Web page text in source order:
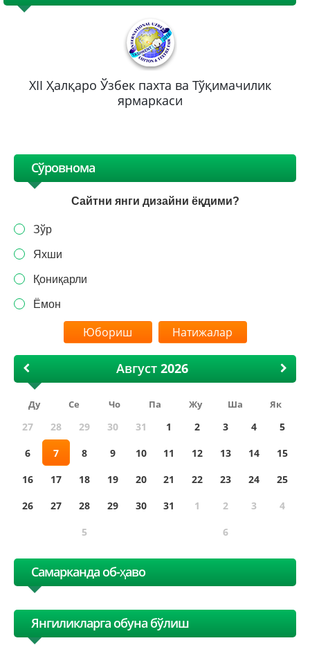
XII Ҳалқаро Ўзбек пахта ва Тўқимачилик
ярмаркаси
Сўровнома
Сайтни янги дизайни ёқдими?
Зўр
Яхши
Қониқарли
Ёмон
Натижалар
Август
Ду Се Чо Па Жу Ша Як
27 28 29 30 31 1 2 3 4
5
6
7 8 9 10 11 12 13 14
15
16
17 18 19 20 21 22 23 24
25
26
27 28 29 30 31 1 2 3
4
5
6
Самарканда об-ҳаво
Янгиликларга обуна бўлиш